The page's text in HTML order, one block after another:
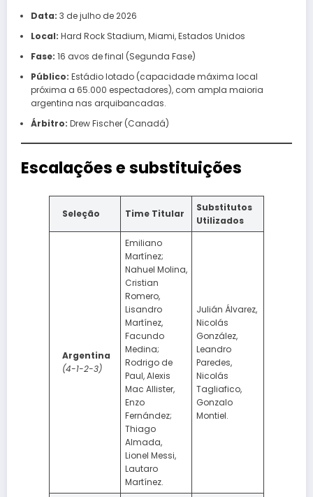
Data: 3 de julho de 2026
Local: Hard Rock Stadium, Miami, Estados Unidos
Fase: 16 avos de final (Segunda Fase)
Público: Estádio lotado (capacidade máxima local
próxima a 65.000 espectadores), com ampla maioria
argentina nas arquibancadas.
Árbitro: Drew Fischer (Canadá)
Escalações e substituições
Seleção Time Titular
Substitutos
Utilizados
Argentina
(4-1-2-3)
Emiliano
Martínez;
Nahuel Molina,
Cristian
Romero,
Lisandro
Martínez,
Facundo
Medina;
Rodrigo de
Paul, Alexis
Mac Allister,
Enzo
Fernández;
Thiago
Almada,
Lionel Messi,
Lautaro
Martínez.
Julián Álvarez,
Nicolás
González,
Leandro
Paredes,
Nicolás
Tagliafico,
Gonzalo
Montiel.